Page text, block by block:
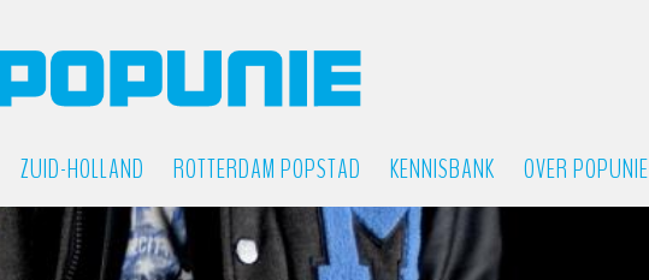
ZUID-HOLLAND ROTTERDAM POPSTAD KENNISBANK OVER POPUNIE